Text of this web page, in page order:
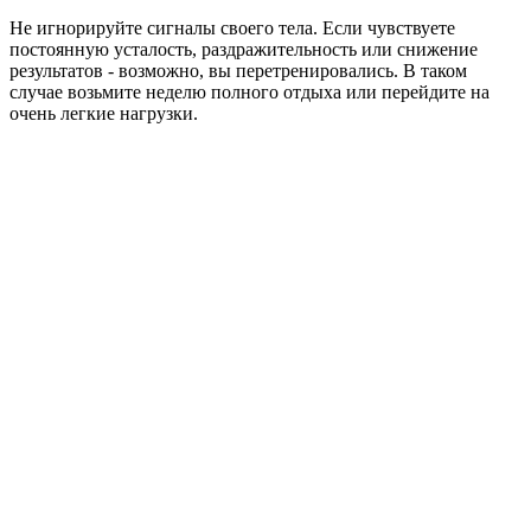
Не игнорируйте сигналы своего тела. Если чувствуете
постоянную усталость, раздражительность или снижение
результатов - возможно, вы перетренировались. В таком
случае возьмите неделю полного отдыха или перейдите на
очень легкие нагрузки.